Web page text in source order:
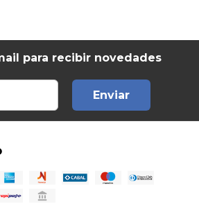
para recibir novedades
Enviar